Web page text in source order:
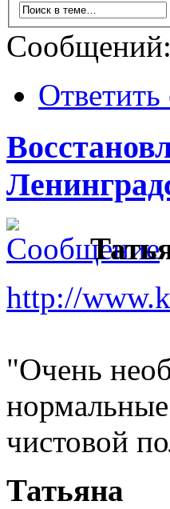
Ответить
http://
"Очень
чистовой
Татьяна